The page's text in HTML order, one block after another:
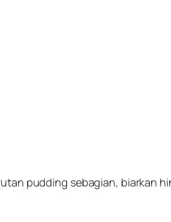
pudding sebagian, biarkan